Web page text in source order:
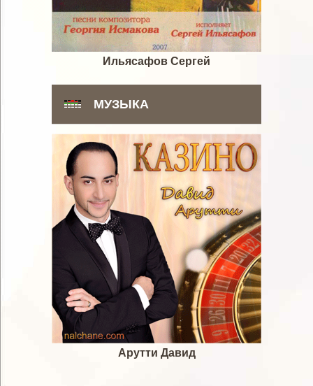
Ильясафов Сергей
МУЗЫКА
Арутти Давид